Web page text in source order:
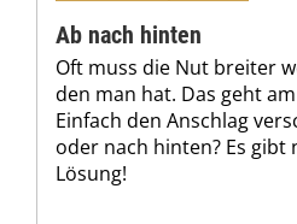
Ab nach hinten
Oft muss die Nut breiter
den man hat. Das geht
Einfach den Anschlag
oder nach hinten? Es gibt
Lösung!